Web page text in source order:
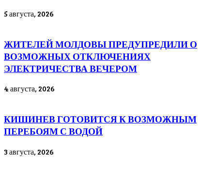
5 августа, 2026
ЖИТЕЛЕЙ МОЛДОВЫ ПРЕДУПРЕДИЛИ О
ВОЗМОЖНЫХ ОТКЛЮЧЕНИЯХ
ЭЛЕКТРИЧЕСТВА ВЕЧЕРОМ
4 августа, 2026
КИШИНЕВ ГОТОВИТСЯ К ВОЗМОЖНЫМ
ПЕРЕБОЯМ С ВОДОЙ
3 августа, 2026